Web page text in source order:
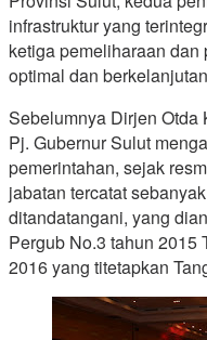
infrastruktur yang
ketiga pemeliharaan
optimal dan
Sebelumnya Dirjen Otda
Pj. Gubernur Sulut
pemerintahan, sejak
jabatan tercatat
ditandatangani, yang
Pergub No.3 tahun 2015
2016 yang titetapkan